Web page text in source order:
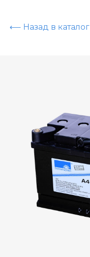
⟵ Назад в каталог